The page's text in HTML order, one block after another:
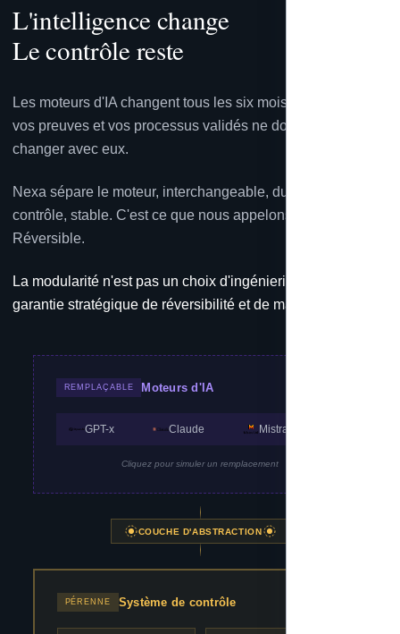
L'intelligence change
Le contrôle reste
Les moteurs d'IA changent tous les six mois. Vos règles,
vos preuves et vos processus validés ne doivent pas
changer avec eux.
Nexa sépare le moteur, interchangeable, du système de
contrôle, stable. C'est ce que nous appelons l'Architecture
Réversible.
La modularité n'est pas un choix d'ingénierie. C'est une
garantie stratégique de réversibilité et de maintenabilité.
REMPLAÇABLE Moteurs d'IA
GPT-x Claude Mistral
Cliquez pour simuler un remplacement
COUCHE D'ABSTRACTION
PÉRENNE Système de contrôle